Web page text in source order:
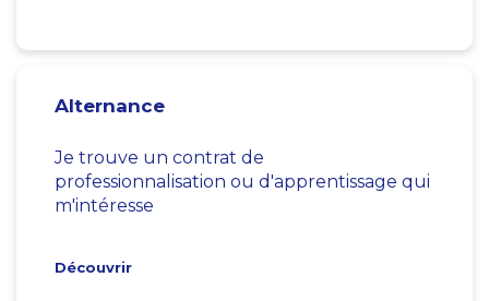
Alternance
Je trouve un contrat de
professionnalisation ou d'apprentissage qui
m'intéresse
Découvrir